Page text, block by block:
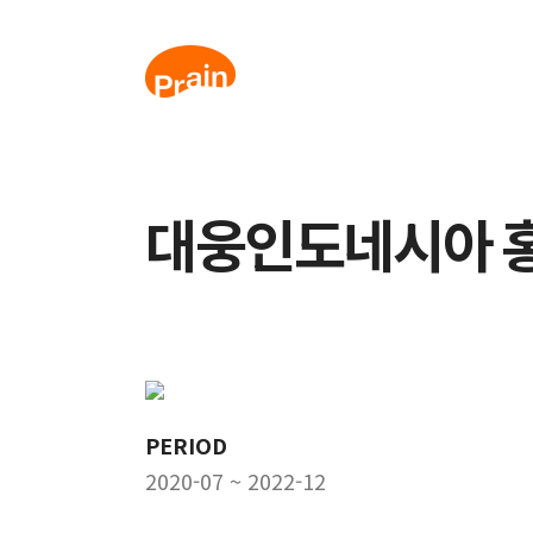
대웅인도네시아
PERIOD
2020-07 ~ 2022-12